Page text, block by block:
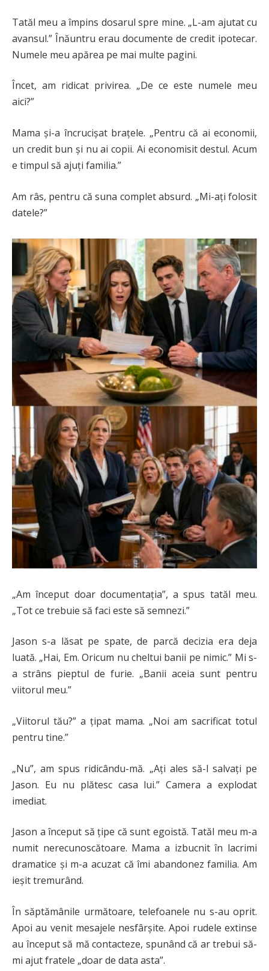
Tatăl meu a împins dosarul spre mine. „L-am ajutat cu
avansul.” Înăuntru erau documente de credit ipotecar.
Numele meu apărea pe mai multe pagini.
Încet, am ridicat privirea. „De ce este numele meu
aici?”
Mama și-a încrucișat brațele. „Pentru că ai economii,
un credit bun și nu ai copii. Ai economisit destul. Acum
e timpul să ajuți familia.”
Am râs, pentru că suna complet absurd. „Mi-ați folosit
datele?”
„Am început doar documentația”, a spus tatăl meu.
„Tot ce trebuie să faci este să semnezi.”
Jason s-a lăsat pe spate, de parcă decizia era deja
luată. „Hai, Em. Oricum nu cheltui banii pe nimic.” Mi s-
a strâns pieptul de furie. „Banii aceia sunt pentru
viitorul meu.”
„Viitorul tău?” a țipat mama. „Noi am sacrificat totul
pentru tine.”
„Nu”, am spus ridicându-mă. „Ați ales să-l salvați pe
Jason. Eu nu plătesc casa lui.” Camera a explodat
imediat.
Jason a început să țipe că sunt egoistă. Tatăl meu m-a
numit nerecunoscătoare. Mama a izbucnit în lacrimi
dramatice și m-a acuzat că îmi abandonez familia. Am
ieșit tremurând.
În săptămânile următoare, telefoanele nu s-au oprit.
Apoi au venit mesajele nesfârșite. Apoi rudele extinse
au început să mă contacteze, spunând că ar trebui să-
mi ajut fratele „doar de data asta”.